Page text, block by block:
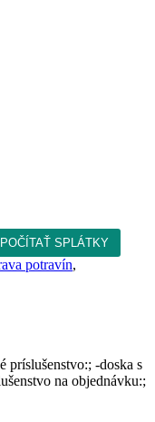
potravín,
príslušenstvo:; -doska s
na objednávku:;